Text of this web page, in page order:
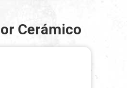
Cerámico